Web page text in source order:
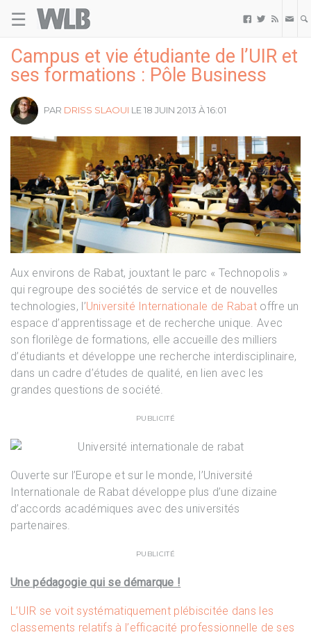
☰   
Campus et vie étudiante de l’UIR et
ses formations : Pôle Business
PAR DRISS SLAOUI LE 18 JUIN 2013 À 16:01
Aux environs de Rabat, jouxtant le parc « Technopolis »
qui regroupe des sociétés de service et de nouvelles
technologies, l’Université Internationale de Rabat offre un
espace d’apprentissage et de recherche unique. Avec
son florilège de formations, elle accueille des milliers
d’étudiants et développe une recherche interdisciplinaire,
dans un cadre d’études de qualité, en lien avec les
grandes questions de société.
PUBLICITÉ
Ouverte sur l’Europe et sur le monde, l’Université
Internationale de Rabat développe plus d’une dizaine
d’accords académiques avec des universités
partenaires.
PUBLICITÉ
Une pédagogie qui se démarque !
L’UIR se voit systématiquement plébiscitée dans les
classements relatifs à l’efficacité professionnelle de ses